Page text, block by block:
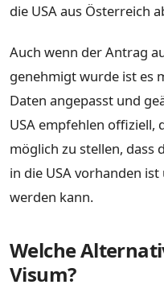
die USA aus Österreich
Auch wenn der Antrag
genehmigt wurde ist es
Daten angepasst und
USA empfehlen offiziell,
möglich zu stellen, dass
in die USA vorhanden
werden kann.
Welche
Visum?